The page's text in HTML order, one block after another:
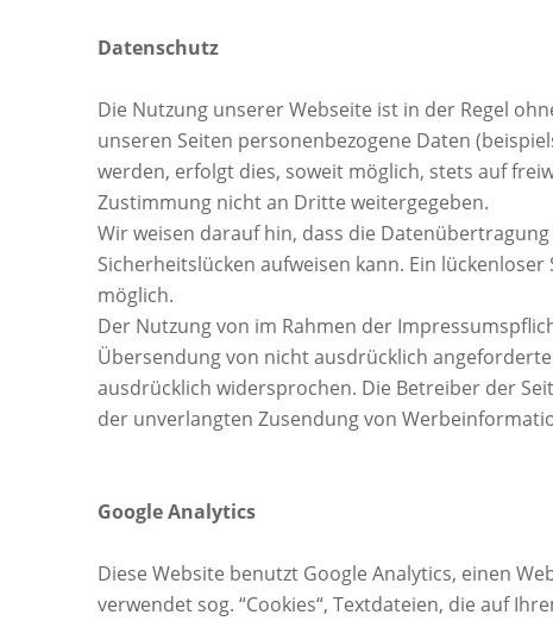
Datenschutz
Die Nutzung unserer Webseite ist in der Regel
unseren Seiten personenbezogene Daten
werden, erfolgt dies, soweit möglich, stets auf
Zustimmung nicht an Dritte weitergegeben.
Wir weisen darauf hin, dass die
Sicherheitslücken aufweisen kann. Ein
möglich.
Der Nutzung von im Rahmen der
Übersendung von nicht ausdrücklich
ausdrücklich widersprochen. Die Betreiber der
der unverlangten Zusendung von
Google Analytics
Diese Website benutzt Google Analytics, einen
verwendet sog. “Cookies“, Textdateien, die auf